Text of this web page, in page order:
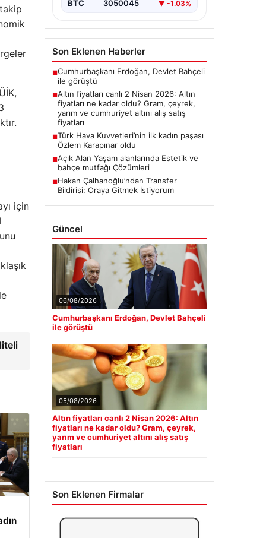
için
BTC 3050045 ▼ -1.03%
Son Eklenen Haberler
■Cumhurbaşkanı Erdoğan, Devlet Bahçeli
ile görüştü
■Altın fiyatları canlı 2 Nisan 2026: Altın
fiyatları ne kadar oldu? Gram, çeyrek,
yarım ve cumhuriyet altını alış satış
fiyatları
■Türk Hava Kuvvetleri’nin ilk kadın paşası
Özlem Karapınar oldu
■Açık Alan Yaşam alanlarında Estetik ve
bahçe mutfağı Çözümleri
■Hakan Çalhanoğlu’ndan Transfer
Bildirisi: Oraya Gitmek İstiyorum
Güncel
06/08/2026
Cumhurbaşkanı Erdoğan, Devlet Bahçeli
ile görüştü
05/08/2026
Altın fiyatları canlı 2 Nisan 2026: Altın
fiyatları ne kadar oldu? Gram, çeyrek,
yarım ve cumhuriyet altını alış satış
fiyatları
Son Eklenen Firmalar